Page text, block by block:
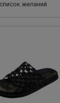
желаний